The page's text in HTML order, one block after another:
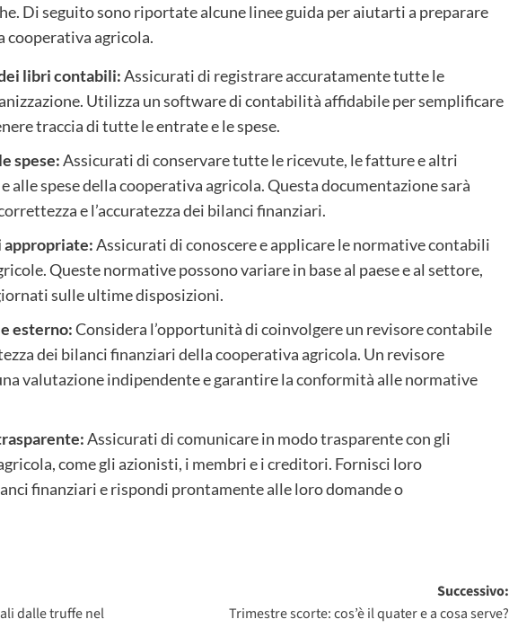
Di seguito sono riportate alcune linee guida per aiutarti a preparare
cooperativa agricola.
libri contabili:Assicurati di registrare accuratamente tutte le
Utilizza un software di contabilità affidabile per semplificare
traccia di tutte le entrate e le spese.
spese:Assicurati di conservare tutte le ricevute, le fatture e altri
spese della cooperativa agricola. Questa documentazione sarà
e l’accuratezza dei bilanci finanziari.
Assicurati di conoscere e applicare le normative contabili
Queste normative possono variare in base al paese e al settore,
sulle ultime disposizioni.
esterno:Considera l’opportunità di coinvolgere un revisore contabile
dei bilanci finanziari della cooperativa agricola. Un revisore
valutazione indipendente e garantire la conformità alle normative
Assicurati di comunicare in modo trasparente con gli
come gli azionisti, i membri e i creditori. Fornisci loro
finanziari e rispondi prontamente alle loro domande o
dalle truffe nel
Successivo:
Trimestre scorte: cos’è il quater e a cosa serve?